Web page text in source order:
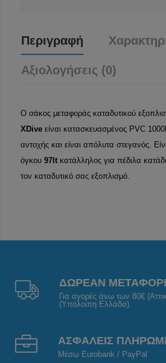
Περιγραφή
Αξιολογήσεις (0)
Ο σάκος μεταφοράς καταδυτικού
XDive είναι κατασκευασμένος PVC
αντοχής και είναι απόλυτα στεγανός.
όγκου 97lt κατάλληλος για πέδιλα
τον καταδυτικό σας εξοπλισμό.
ΔΩΡΕΑΝ
Για αγορές άνω των 80€
(Υπόλοιπη Ελλάδα).
ΑΣΦΑΛΕΙΣ
Μέσω Eurobank / PayPal